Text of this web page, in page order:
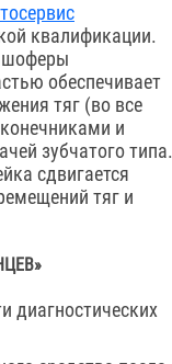
квалификации.
шоферы
обеспечивает
тяг (во все
и
зубчатого типа.
сдвигается
тяг и
диагностических